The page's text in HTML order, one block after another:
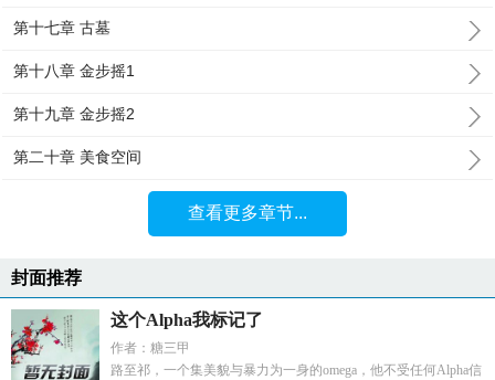
第十七章 古墓
第十八章 金步摇1
第十九章 金步摇2
第二十章 美食空间
查看更多章节...
封面推荐
这个Alpha我标记了
作者：糖三甲
路至祁，一个集美貌与暴力为一身的omega，他不受任何Alpha信